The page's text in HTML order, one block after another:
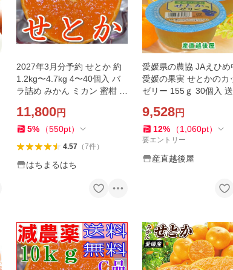
2027年3月分予約 せとか 約
1.2kg〜4.7kg 4〜40個入 バ
ラ詰め みかん ミカン 蜜柑 *
ん
11,800円
5% （550pt）
4.57（7件）
はちまるはち
愛媛県の農協 JAえひめ
愛媛の果実 せとかのカ
ゼリー 155ｇ 30個入 送
ギフト】
9,528円
12% （1,060pt）
要エントリー
産直越後屋